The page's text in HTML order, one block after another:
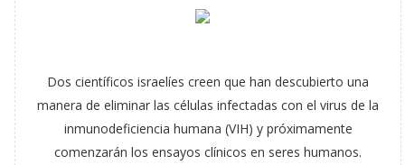
Dos científicos israelíes creen que han descubierto una
manera de eliminar las células infectadas con el virus de la
inmunodeficiencia humana (VIH) y próximamente
comenzarán los ensayos clínicos en seres humanos.